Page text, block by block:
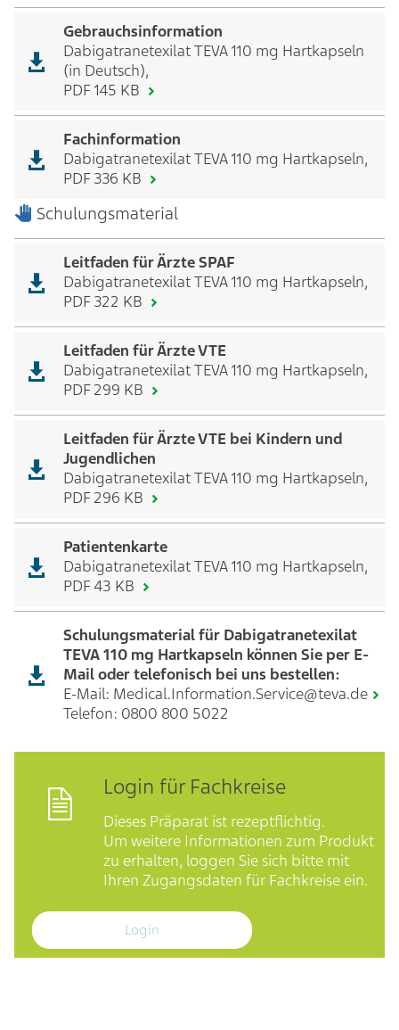
Gebrauchsinformation
Dabigatranetexilat TEVA 110 mg Hartkapseln
(in Deutsch),
PDF 145 KB
Fachinformation
Dabigatranetexilat TEVA 110 mg Hartkapseln,
PDF 336 KB
Schulungsmaterial
Leitfaden für Ärzte SPAF
Dabigatranetexilat TEVA 110 mg Hartkapseln,
PDF 322 KB
Leitfaden für Ärzte VTE
Dabigatranetexilat TEVA 110 mg Hartkapseln,
PDF 299 KB
Leitfaden für Ärzte VTE bei Kindern und
Jugendlichen
Dabigatranetexilat TEVA 110 mg Hartkapseln,
PDF 296 KB
Patientenkarte
Dabigatranetexilat TEVA 110 mg Hartkapseln,
PDF 43 KB
Schulungsmaterial für Dabigatranetexilat
TEVA 110 mg Hartkapseln können Sie per E-
Mail oder telefonisch bei uns bestellen:
E-Mail: Medical.Information.Service@teva.de
Telefon: 0800 800 5022
Login für Fachkreise
Dieses Präparat ist rezeptflichtig.
Um weitere Informationen zum Produkt
zu erhalten, loggen Sie sich bitte mit
Ihren Zugangsdaten für Fachkreise ein.
Login